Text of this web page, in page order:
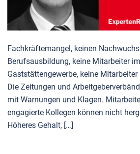
Fachkräftemangel, keinen
Berufsausbildung, keine Mitarbeiter im
Gaststättengewerbe, keine
Die Zeitungen und
mit Warnungen und Klagen.
engagierte Kollegen können nicht
Höheres Gehalt, […]